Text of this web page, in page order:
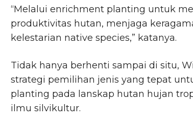
“Melalui enrichment planting untuk
produktivitas hutan, menjaga
kelestarian native species,” katanya.
Tidak hanya berhenti sampai di situ,
strategi pemilihan jenis yang tepat
planting pada lanskap hutan hujan
ilmu silvikultur.